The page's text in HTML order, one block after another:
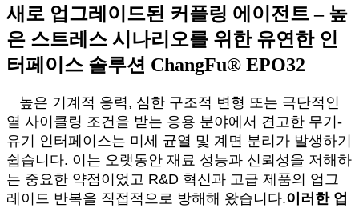
새로 업그레이드된 커플링 에이전트 – 높
은 스트레스 시나리오를 위한 유연한 인
터페이스 솔루션 ChangFu® EPO32
높은 기계적 응력, 심한 구조적 변형 또는 극단적인
열 사이클링 조건을 받는 응용 분야에서 견고한 무기-
유기 인터페이스는 미세 균열 및 계면 분리가 발생하기
쉽습니다. 이는 오랫동안 재료 성능과 신뢰성을 저해하
는 중요한 약점이었고 R&D 혁신과 고급 제품의 업그
레이드 반복을 직접적으로 방해해 왔습니다.이러한 업